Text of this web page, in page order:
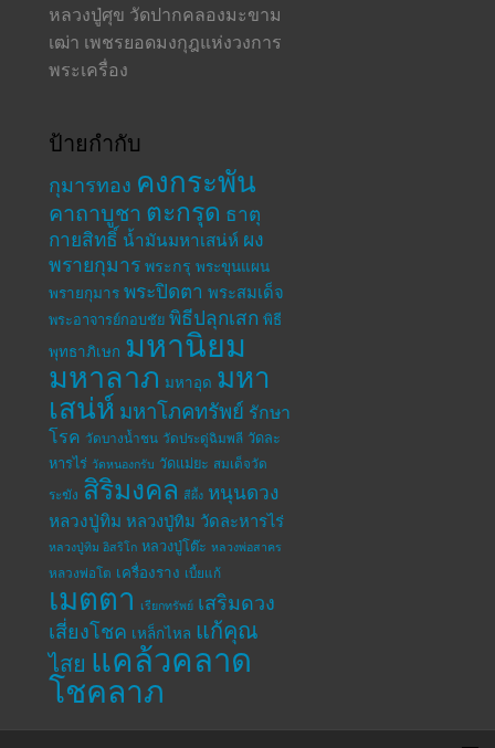
หลวงปู่ศุข วัดปากคลองมะขาม
เฒ่า เพชรยอดมงกุฎแห่งวงการ
พระเครื่อง
ป้ายกำกับ
กุมารทอง คงกระพัน
คาถาบูชา ตะกรุด ธาตุ
กายสิทธิ์ น้ำมันมหาเสน่ห์ ผง
พรายกุมาร พระกรุ พระขุนแผน
พรายกุมาร พระปิดตา พระสมเด็จ
พระอาจารย์กอบชัย พิธีปลุกเสก พิธี
พุทธาภิเษก มหานิยม
มหาลาภ มหาอุด มหา
เสน่ห์ มหาโภคทรัพย์ รักษา
โรค วัดบางน้ำชน วัดประดู่ฉิมพลี วัดละ
หารไร่ วัดหนองกรับ วัดแม่ยะ สมเด็จวัด
ระฆัง สิริมงคล สีผึ้ง หนุนดวง
หลวงปู่ทิม หลวงปู่ทิม วัดละหารไร่
หลวงปู่ทิม อิสริโก หลวงปู่โต๊ะ หลวงพ่อสาคร
หลวงพ่อโต เครื่องราง เบี้ยแก้
เมตตา เรียกทรัพย์ เสริมดวง
เสี่ยงโชค เหล็กไหล แก้คุณ
ไสย แคล้วคลาด
โชคลาภ